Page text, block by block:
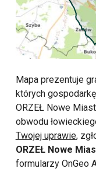
Mapa prezentuje
których
ORZEŁ Nowe
obwodu
Twojej uprawie,
ORZEŁ Nowe
formularzy OnGeo